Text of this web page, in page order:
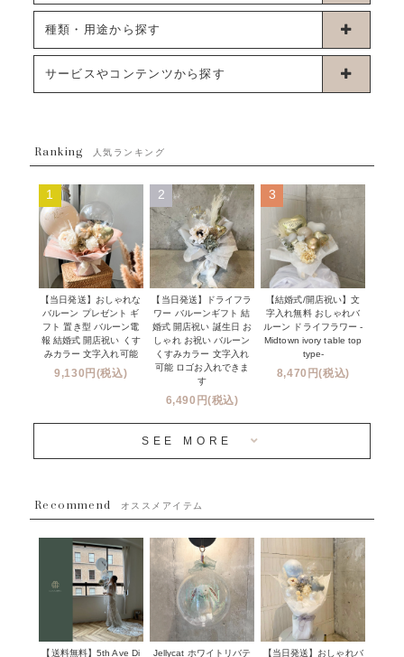
卓上タイプバルーン
ブーケタイプバルーン
ムーンリットバルーン
コンフェッティバルーン
フリンジバルーン
デコレーションセット
プロップスバルーン
オプション
成人式・卒業式・入学式バルーンブーケ
種類・用途から探す
お誕生日
開店・周年祝い
発表会・劇場
その他お祝い
クリスマス
新商品
~３０００円
~５５００円
１１０００円以上
NEW YORK MIND - ニューヨークスタイルバルーン
※コンフェッティバルーン -プリント内容-
サービスやコンテンツから探す
発送について
Q&A
メッセージカード・電報について
オーダーメイドについて
セミオーダーについて
フリンジバルーンについて
コンフェッティバルーンについて
ハワイウェディングサービス
企業・法人様
ウェディングコンフェッティバルーン特集
実店舗について -大阪 堀江店・名古屋 星ヶ丘店・滋賀 配送
センター店・沖縄 嘉手納基地店-
Ranking 人気ランキング
1
【当日発送】おしゃれな
バルーン プレゼント ギ
フト 置き型 バルーン電
報 結婚式 開店祝い くす
みカラー 文字入れ可能
9,130円(税込)
2
【当日発送】ドライフラ
ワー バルーンギフト 結
婚式 開店祝い 誕生日 お
しゃれ お祝い バルーン
くすみカラー 文字入れ
可能 ロゴお入れできま
す
6,490円(税込)
3
【結婚式/開店祝い】文
字入れ無料 おしゃれバ
ルーン ドライフラワー -
Midtown ivory table top
type-
8,470円(税込)
SEE MORE
Recommend オススメアイテム
【送料無料】5th Ave Di
Jellycat ホワイトリバテ
【当日発送】おしゃれバ